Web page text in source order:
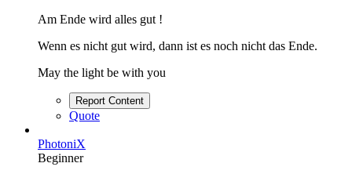
Am Ende wird alles gut !
Wenn es nicht gut wird, dann ist es noch nicht das Ende.
May the light be with you
Report Content
Quote
PhotoniX
Beginner